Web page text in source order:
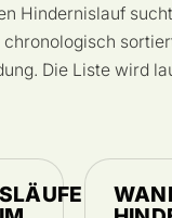
Hindernislauf
chronologisch
Die Liste wird